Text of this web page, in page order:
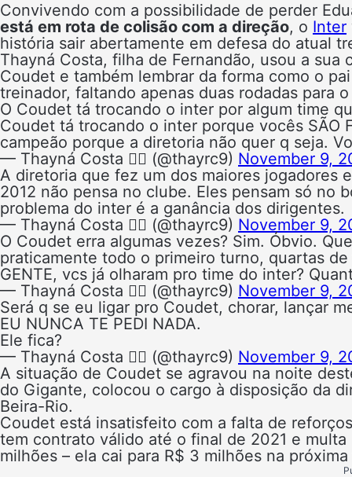
Convivendo com a possibilidade de perder
está em rota de colisão com a direção, o Inter
história sair abertamente em defesa do atual
Thayná Costa, filha de Fernandão, usou a
Coudet e também lembrar da forma como o
treinador, faltando apenas duas rodadas para
O Coudet tá trocando o inter por algum time
Coudet tá trocando o inter porque vocês SÃO
campeão porque a diretoria não quer q seja.
— Thayná Costa ✌🏼 (@thayrc9) November 9,
A diretoria que fez um dos maiores jogadores
2012 não pensa no clube. Eles pensam só no
problema do inter é a ganância dos dirigentes.
— Thayná Costa ✌🏼 (@thayrc9) November 9,
O Coudet erra algumas vezes? Sim. Óbvio.
praticamente todo o primeiro turno, quartas
GENTE, vcs já olharam pro time do inter?
— Thayná Costa ✌🏼 (@thayrc9) November 9,
Será q se eu ligar pro Coudet, chorar, lançar
EU NUNCA TE PEDI NADA.
Ele fica?
— Thayná Costa ✌🏼 (@thayrc9) November 9,
A situação de Coudet se agravou na noite
do Gigante, colocou o cargo à disposição da
Beira-Rio.
Coudet está insatisfeito com a falta de
tem contrato válido até o final de 2021 e
milhões – ela cai para R$ 3 milhões na